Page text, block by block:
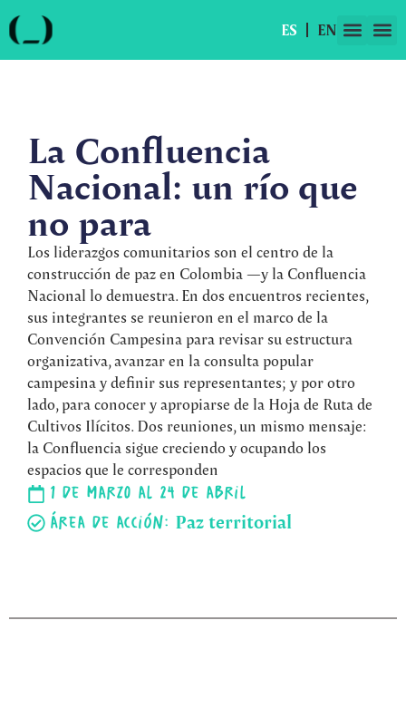
ES EN
La Confluencia
Nacional: un río que
no para
Los liderazgos comunitarios son el centro de la
construcción de paz en Colombia —y la Confluencia
Nacional lo demuestra. En dos encuentros recientes,
sus integrantes se reunieron en el marco de la
Convención Campesina para revisar su estructura
organizativa, avanzar en la consulta popular
campesina y definir sus representantes; y por otro
lado, para conocer y apropiarse de la Hoja de Ruta de
Cultivos Ilícitos. Dos reuniones, un mismo mensaje:
la Confluencia sigue creciendo y ocupando los
espacios que le corresponden
1 de marzo al 24 de abril
Área de acción: Paz territorial